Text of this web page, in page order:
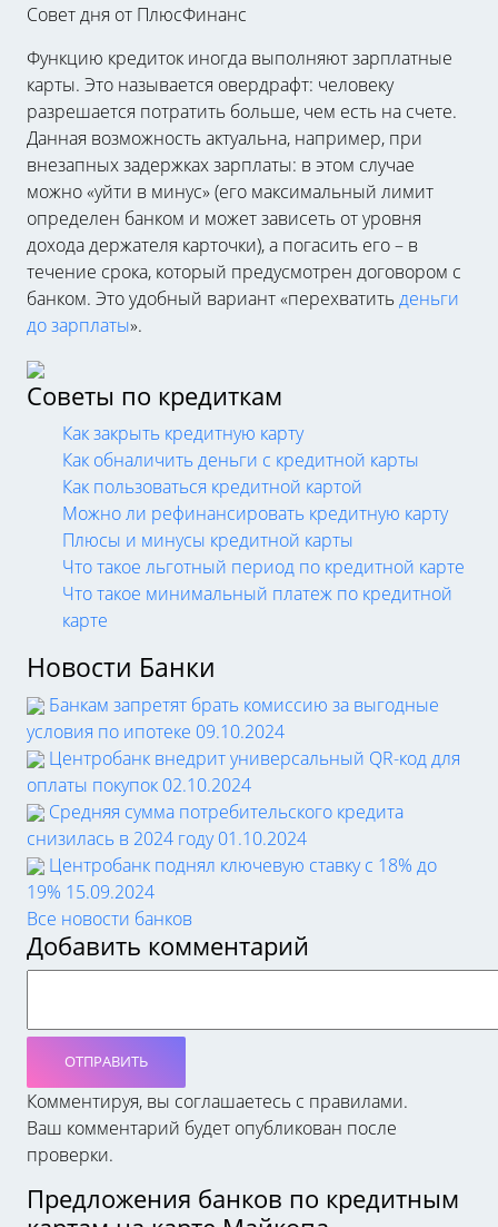
Совет дня от ПлюсФинанс
Функцию кредиток иногда выполняют зарплатные
карты. Это называется овердрафт: человеку
разрешается потратить больше, чем есть на счете.
Данная возможность актуальна, например, при
внезапных задержках зарплаты: в этом случае
можно «уйти в минус» (его максимальный лимит
определен банком и может зависеть от уровня
дохода держателя карточки), а погасить его – в
течение срока, который предусмотрен договором с
банком. Это удобный вариант «перехватитьденьги
до зарплаты».
Советы по кредиткам
Как закрыть кредитную карту
Как обналичить деньги с кредитной карты
Как пользоваться кредитной картой
Можно ли рефинансировать кредитную карту
Плюсы и минусы кредитной карты
Что такое льготный период по кредитной карте
Что такое минимальный платеж по кредитной
карте
Новости Банки
Банкам запретят брать комиссию за выгодные
условия по ипотеке 09.10.2024
Центробанк внедрит универсальный QR-код для
оплаты покупок 02.10.2024
Средняя сумма потребительского кредита
снизилась в 2024 году 01.10.2024
Центробанк поднял ключевую ставку с 18% до
19% 15.09.2024
Все новости банков
Добавить комментарий
ОТПРАВИТЬ
Комментируя, вы соглашаетесь c правилами.
Ваш комментарий будет опубликован после
проверки.
Предложения банков по кредитным